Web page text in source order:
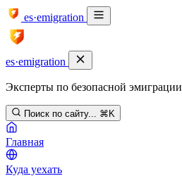
es·emigration
es·emigration
Эксперты по безопасной эмиграции
Поиск по сайту... ⌘K
Главная
Куда уехать